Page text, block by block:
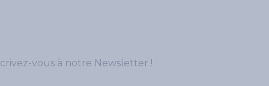
vous à notre Newsletter !